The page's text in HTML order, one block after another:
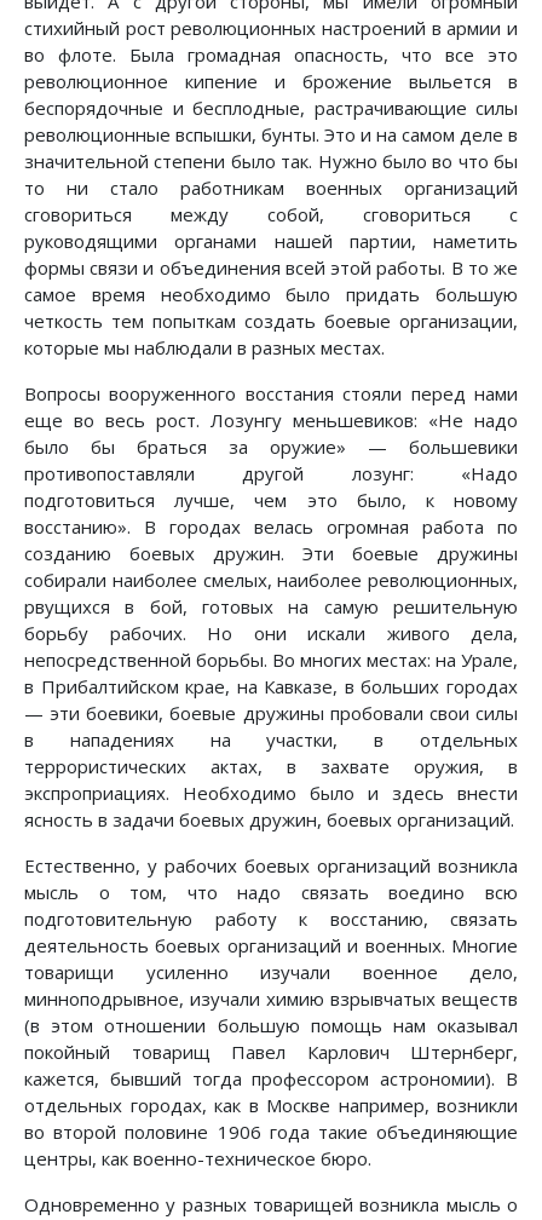
стихийный рост революционных настроений в армии и
во флоте. Была громадная опасность, что все это
революционное кипение и брожение выльется в
беспорядочные и бесплодные, растрачивающие силы
революционные вспышки, бунты. Это и на самом деле в
значительной степени было так. Нужно было во что бы
то ни стало работникам военных организаций
сговориться между собой, сговориться с
руководящими органами нашей партии, наметить
формы связи и объединения всей этой работы. В то же
самое время необходимо было придать большую
четкость тем попыткам создать боевые организации,
которые мы наблюдали в разных местах.
Вопросы вооруженного восстания стояли перед нами
еще во весь рост. Лозунгу меньшевиков: «Не надо
было бы браться за оружие» — большевики
противопоставляли другой лозунг: «Надо
подготовиться лучше, чем это было, к новому
восстанию». В городах велась огромная работа по
созданию боевых дружин. Эти боевые дружины
собирали наиболее смелых, наиболее революционных,
рвущихся в бой, готовых на самую решительную
борьбу рабочих. Но они искали живого дела,
непосредственной борьбы. Во многих местах: на Урале,
в Прибалтийском крае, на Кавказе, в больших городах
— эти боевики, боевые дружины пробовали свои силы
в нападениях на участки, в отдельных
террористических актах, в захвате оружия, в
экспроприациях. Необходимо было и здесь внести
ясность в задачи боевых дружин, боевых организаций.
Естественно, у рабочих боевых организаций возникла
мысль о том, что надо связать воедино всю
подготовительную работу к восстанию, связать
деятельность боевых организаций и военных. Многие
товарищи усиленно изучали военное дело,
минноподрывное, изучали химию взрывчатых веществ
(в этом отношении большую помощь нам оказывал
покойный товарищ Павел Карлович Штернберг,
кажется, бывший тогда профессором астрономии). В
отдельных городах, как в Москве например, возникли
во второй половине 1906 года такие объединяющие
центры, как военно-техническое бюро.
Одновременно у разных товарищей возникла мысль о